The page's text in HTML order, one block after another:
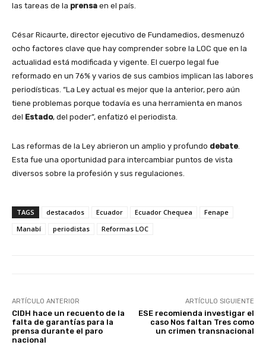
las tareas de la prensa en el país.
César Ricaurte, director ejecutivo de Fundamedios, desmenuzó
ocho factores clave que hay comprender sobre la LOC que en la
actualidad está modificada y vigente. El cuerpo legal fue
reformado en un 76% y varios de sus cambios implican las labores
periodísticas. “La Ley actual es mejor que la anterior, pero aún
tiene problemas porque todavía es una herramienta en manos
del Estado, del poder”, enfatizó el periodista.
Las reformas de la Ley abrieron un amplio y profundo debate
Esta fue una oportunidad para intercambiar puntos de vista
diversos sobre la profesión y sus regulaciones.
TAGS destacados Ecuador Ecuador Chequea
Fenape
Manabí
periodistas Reformas LOC
ARTÍCULO ANTERIOR
CIDH hace un recuento de la
falta de garantías para la
prensa durante el paro
nacional
ARTÍCULO SIGUIENTE
ESE recomienda investigar el
caso Nos faltan Tres como
un crimen transnacional